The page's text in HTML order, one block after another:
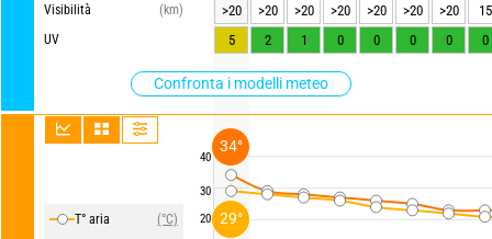
Visibilità
(km)
UV
Confronta i modelli meteo
T° aria
(°C)
40
30
20
>20
>20 >20 >20 >20 >20 >20
15
5
2 1 0 0 0 0 0
29°
34°